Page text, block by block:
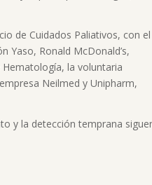
de Cuidados Paliativos, con el
Yaso, Ronald McDonald’s,
Hematología, la voluntaria
Neilmed y Unipharm,
y la detección temprana